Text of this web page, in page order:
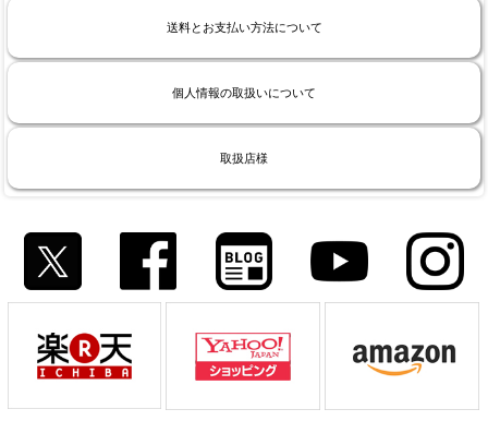
送料とお支払い方法について
個人情報の取扱いについて
取扱店様